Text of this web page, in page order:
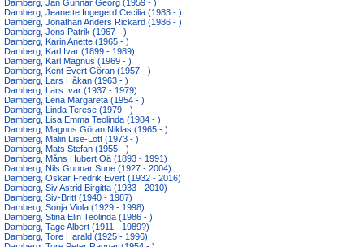
Damberg, Jan Gunnar Georg (1959 - )
Damberg, Jeanette Ingegerd Cecilia (1983 - )
Damberg, Jonathan Anders Rickard (1986 - )
Damberg, Jons Patrik (1967 - )
Damberg, Karin Anette (1965 - )
Damberg, Karl Ivar (1899 - 1989)
Damberg, Karl Magnus (1969 - )
Damberg, Kent Evert Göran (1957 - )
Damberg, Lars Håkan (1963 - )
Damberg, Lars Ivar (1937 - 1979)
Damberg, Lena Margareta (1954 - )
Damberg, Linda Terese (1979 - )
Damberg, Lisa Emma Teolinda (1984 - )
Damberg, Magnus Göran Niklas (1965 - )
Damberg, Malin Lise-Lott (1973 - )
Damberg, Mats Stefan (1955 - )
Damberg, Måns Hubert Oä (1893 - 1991)
Damberg, Nils Gunnar Sune (1927 - 2004)
Damberg, Oskar Fredrik Evert (1932 - 2016)
Damberg, Siv Astrid Birgitta (1933 - 2010)
Damberg, Siv-Britt (1940 - 1987)
Damberg, Sonja Viola (1929 - 1998)
Damberg, Stina Elin Teolinda (1986 - )
Damberg, Tage Albert (1911 - 1989?)
Damberg, Tore Harald (1925 - 1996)